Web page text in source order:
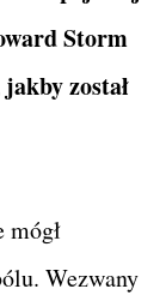
Storm
został
Wezwany